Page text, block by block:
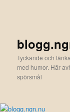
Tyckande och
med humor. Här
spörsmål